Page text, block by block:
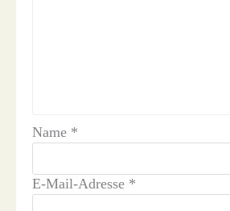
Name *
E-Mail-Adresse *